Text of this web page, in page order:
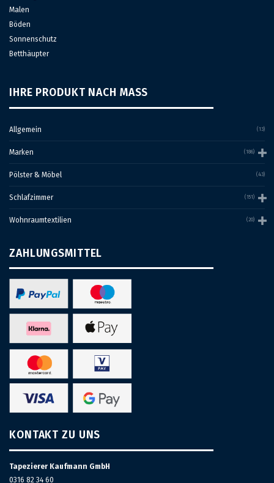
Malen
Böden
Sonnenschutz
Betthäupter
IHRE PRODUKT NACH MASS
Allgemein (13)
Marken (186)
Pölster & Möbel (43)
Schlafzimmer (151)
Wohnraumtextilien (20)
ZAHLUNGSMITTEL
KONTAKT ZU UNS
Tapezierer Kaufmann GmbH
0316 82 34 60